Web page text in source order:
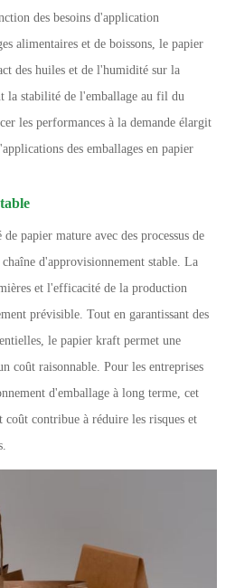
des besoins d'application
alimentaires et de boissons, le papier
des huiles et de l'humidité sur la
la stabilité de l'emballage au fil du
les performances à la demande élargit
des emballages en papier
papier mature avec des processus de
d'approvisionnement stable. La
et l'efficacité de la production
prévisible. Tout en garantissant des
le papier kraft permet une
coût raisonnable. Pour les entreprises
d'emballage à long terme, cet
contribue à réduire les risques et